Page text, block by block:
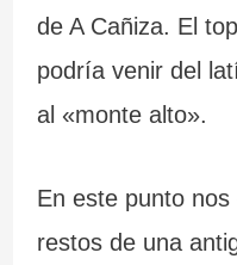
de A Cañiza. El
podría venir del
al «monte alto».
En este punto
restos de una